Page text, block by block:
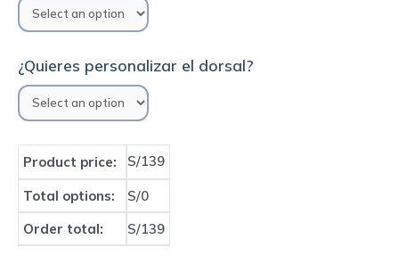
¿Quieres personalizar el dorsal?
Product price: S/139
Total options:
S/0
Order total:
S/139